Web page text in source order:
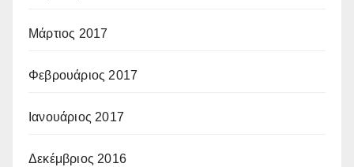
Μάρτιος 2017
Φεβρουάριος 2017
Ιανουάριος 2017
Δεκέμβριος 2016